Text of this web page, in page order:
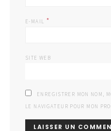
E-MAIL *
SITE WEB
ENREGISTRER MON NOM,
LE NAVIGATEUR POUR MON